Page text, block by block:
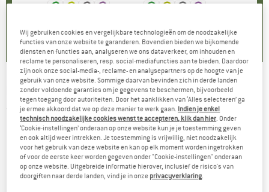
REIMA -Kid's Lappi - Overall
(0)
Wij gebruiken cookies en vergelijkbare technologieën om de noodzakelijke
functies van onze website te garanderen. Bovendien bieden we bijkomende
diensten en functies aan, analyseren we ons dataverkeer, om inhouden en
reclame te personaliseren, resp. social-mediafuncties aan te bieden. Daardoor
zijn ook onze social-media-, reclame- en analysepartners op de hoogte van je
gebruik van onze website. Sommige daarvan bevinden zich in derde landen
zonder voldoende garanties om je gegevens te beschermen, bijvoorbeeld
tegen toegang door autoriteiten. Door het aanklikken van ‘Alles selecteren’ ga
je ermee akkoord dat we op deze manier te werk gaan. Indien je enkel
technisch noodzakelijke cookies wenst te accepteren, klik dan hier . Onder
‘Cookie-instellingen’ onderaan op onze website kun je je toestemming geven
en ook altijd weer intrekken. Je toestemming is vrijwillig, niet noodzakelijk
voor het gebruik van deze website en kan op elk moment worden ingetrokken
of voor de eerste keer worden gegeven onder "Cookie-instellingen" onderaan
op onze website. Uitgebreide informatie hierover, inclusief de risico's van
doorgiften naar derde landen, vind je in onze privacyverklaring